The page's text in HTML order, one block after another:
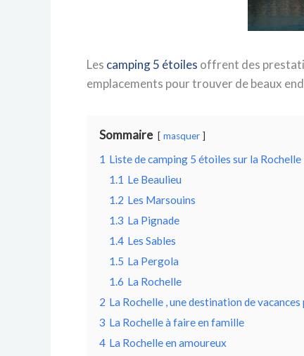
Les camping 5 étoiles offrent des
emplacements pour trouver de beaux
Sommaire masquer
1 Liste de camping 5 étoiles sur la Rochelle
1.1 Le Beaulieu
1.2 Les Marsouins
1.3 La Pignade
1.4 Les Sables
1.5 La Pergola
1.6 La Rochelle
2 La Rochelle , une destination de
3 La Rochelle à faire en famille
4 La Rochelle en amoureux